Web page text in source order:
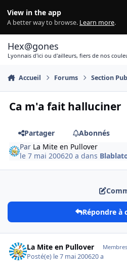
View in the app
A better way to browse. Learn more.
Hex@gones
Lyonnais d'ici ou d'ailleurs, fiers de nos
Accueil Forums Section
Ca m'a fait halluciner
Partager
Abonnés
Par La Mite en Pullover
le 7 mai 200620 a dans
Répondre à
La Mite en Pullover
Posté(e) le 7 mai 200620 a